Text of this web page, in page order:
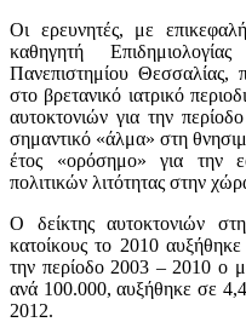
Οι ερευνητές, με
καθηγητή
Πανεπιστημίου Θεσσαλίας,
στο βρετανικό ιατρικό
αυτοκτονιών για την
σημαντικό «άλμα» στη
έτος «ορόσημο» για την
πολιτικών λιτότητας στην
Ο δείκτης αυτοκτονιών
κατοίκους το 2010
την περίοδο 2003 – 2010 ο
ανά 100.000, αυξήθηκε σε
2012.